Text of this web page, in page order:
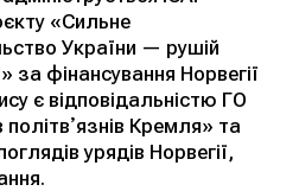
«Сильне
України — рушій
за фінансування Норвегії
є відповідальністю ГО
Кремля» та
урядів Норвегії,